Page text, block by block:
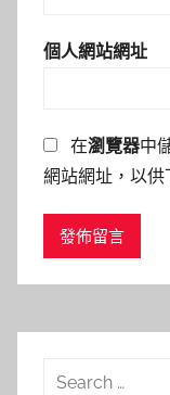
個人網站網址
在瀏覽器中
網站網址，以供
Search